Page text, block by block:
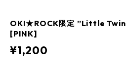
OKI★ROCK限定 ”Little Twin
[PINK]
¥1,200